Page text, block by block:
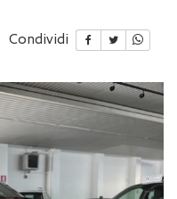
Condividi